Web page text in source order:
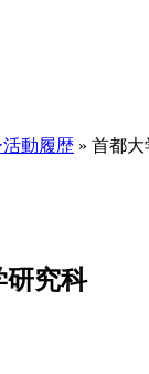
動履歴 » 首都
究科